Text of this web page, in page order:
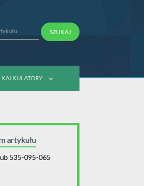
SZUKAJ
KALKULATORY
artykułu
535-095-065